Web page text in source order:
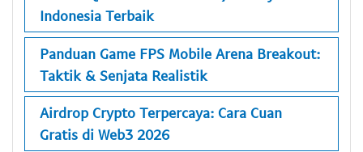
Indonesia Terbaik
Panduan Game FPS Mobile Arena Breakout:
Taktik & Senjata Realistik
Airdrop Crypto Terpercaya: Cara Cuan
Gratis di Web3 2026